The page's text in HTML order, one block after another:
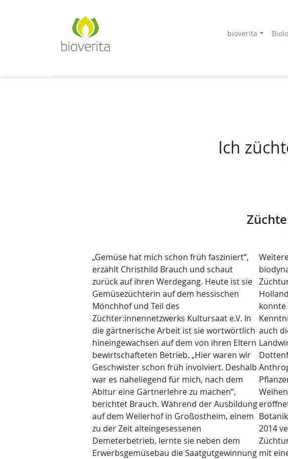
Von der Züchtung bis zum Endprodukt
bioverita
Ich
„Gemüse hat mich schon früh fasziniert“,
erzählt Christhild Brauch und schaut
zurück auf ihren Werdegang. Heute ist sie
Gemüsezüchterin auf dem hessischen
Mönchhof und Teil des
Züchter:innennetzwerks Kultursaat e.V. In
die gärtnerische Arbeit ist sie wortwörtlich
hineingewachsen auf dem von ihren Eltern
bewirtschafteten Betrieb. „Hier waren wir
Geschwister schon früh involviert. Deshalb
war es naheliegend für mich, nach dem
Abitur eine Gärtnerlehre zu machen“,
berichtet Brauch. Während der Ausbildung
auf dem Weilerhof in Großostheim, einem
zu der Zeit alteingesessenen
Demeterbetrieb, lernte sie neben dem
Erwerbsgemüsebau die Saatgutgewinnung
auch
2014
mit